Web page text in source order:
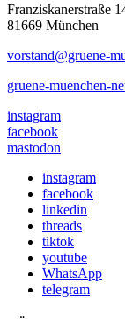
Franziskanerstraße
81669 München
vorstand@gruene-
gruene-muenchen-
instagram
facebook
mastodon
instagram
facebook
linkedin
threads
tiktok
youtube
WhatsApp
telegram